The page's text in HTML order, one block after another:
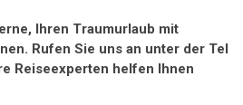
Ihren Traumurlaub mit
Rufen Sie uns an unter der Tel
Reiseexperten helfen Ihnen